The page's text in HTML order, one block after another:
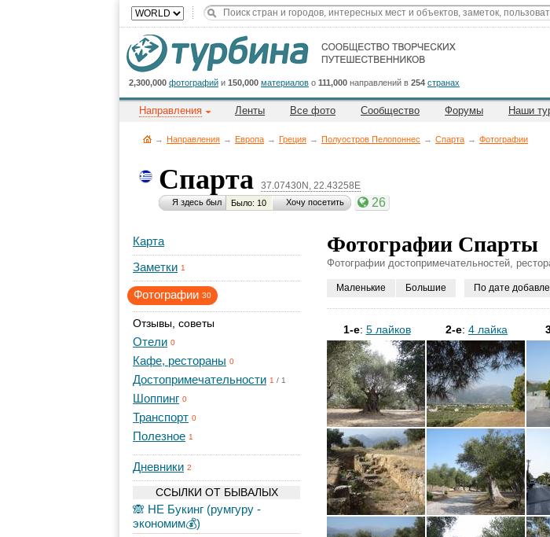
2,300,000 фотографий и 150,000 материалов о 111,000 направлений в 254 странах
Направления Ленты Все фото Сообщество Форумы Наши
→ Направления → Европа → Греция → Полуостров Пелопоннес → Спарта → Фотографии
Спарта 37.07430N, 22.43258E
Я здесь был Было: 10 Хочу посетить 26
Карта
Заметки 1
Фотографии 30
Отзывы, советы
Отели 0
Кафе, рестораны 0
Достопримечательности 1 / 1
Шоппинг 0
Транспорт 0
Полезное 1
Дневники 2
ССЫЛКИ ОТ БЫВАЛЫХ
🙈 НЕ Букинг (румгуру -
экономим💰)
Фотографии Спарты
Фотографии достопримечательностей,
Маленькие Большие По дате
1-е: 5 лайков 2-е: 4 лайка